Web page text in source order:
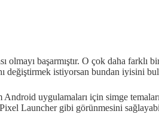
olmayı başarmıştır. O çok daha
değiştirmek istiyorsan bundan iyisini
uygulamaları için simge
Launcher gibi görünmesini